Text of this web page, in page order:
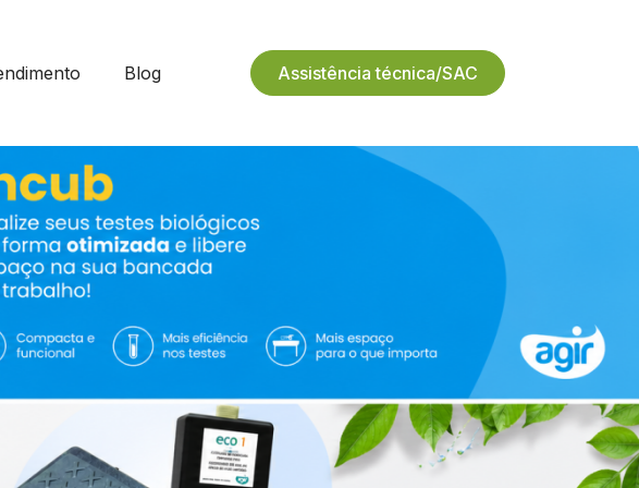
Blog Assistência técnica/SAC